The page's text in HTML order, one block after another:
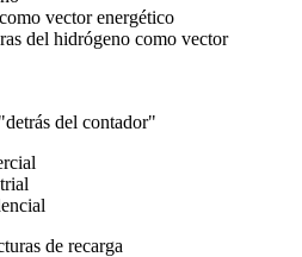
vector energético
del hidrógeno como vector
del contador"
de recarga